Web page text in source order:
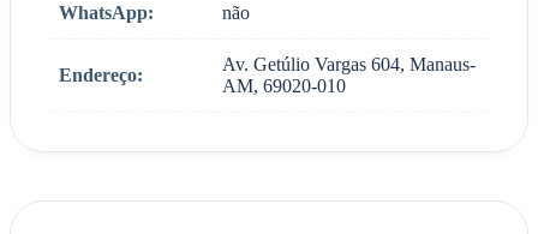
WhatsApp: não
Endereço:
Av. Getúlio Vargas 604, Manaus-
AM, 69020-010